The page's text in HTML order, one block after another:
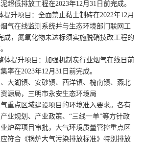
超低排放工程在2023年12月31日前完成。
升项目：全面禁止黏土制砖在2022年12月
气在线监测系统并与生态环境部门联网工
成，氮氧化物未达标须实施脱硝技改工程的
提升项目：加强机制炭行业烟气在线日前
率在2023年12月31日前完成。
湖镇、安砂镇、西洋镇、槐南镇、燕北
源局，三明市永安生态环境局
点区域建设项目的环境准入要求。各有
业规划、产业政策、“三线一单”等方针政
炉窑项目审批，大气环境质量管控重点区
符合《锅炉大气污染排放标准》特别排放